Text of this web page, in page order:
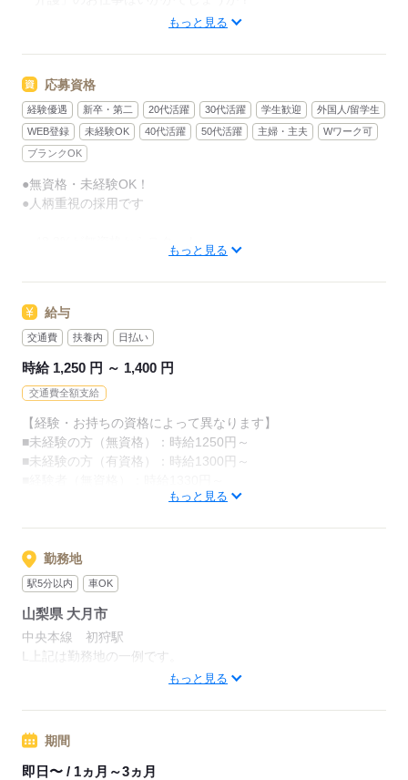
経験や資格がまったくいらない
“サポート”的なお仕事が増えてるんです。
たとえば、未経験・無資格の
新人さんにお任せするのは
の補充・運搬 など
カンタンなお仕事ばかり。
お仕事に慣れてきたら、少しずつ
専門的なこともお任せしていきます。
（食事・入浴・お手洗いのサポートなど）
きちんと経験を積めば、
あなたもはじめてみませんか？
応募する
もっと見る
応募資格
経験優遇 新卒・第二 20代活躍 30代活躍 学生歓迎
外国人/留学生
WEB登録
未経験OK 40代活躍 50代活躍 主婦・主夫
Wワーク可
ブランクOK
●無資格・未経験OK！
●人柄重視の採用です
・56.7％が未経験からスタート
スクールもありますし、
働ける職場をご紹介するなど、
介護未経験の方を全力でバックアップします！
もちろん経験者の方や、
介護福祉士、ケアマネージャー、
介護職員初任者研修等の資格保有者の方も大歓迎！
もっと見る
給与
交通費 扶養内 日払い
時給 1,250 円 ～ 1,400 円
交通費全額支給
【経験・お持ちの資格によって異なります】
■未経験の方（無資格）：時給1250円～
■未経験の方（有資格）：時給1300円～
■経験者（有資格）：時給1350円～
※22時～翌5時の就労は深夜時給適用
※お給料は最短で週払いOK！（規定有）
※残業代は別途全額支給
【月給例】
月給220000円（月22日勤務・実働1日8h）
※未経験の方（無資格）：時給1250円で算出した場合となりま
※交通費全額支給（派遣先による）
※車通勤OK/規定あり
もっと見る
勤務地
駅5分以内 車OK
山梨県 大月市
中央本線 初狩駅
L上記は勤務地の一例です。
【他勤務先例】入居施設、デイサービス、ショートステイ、ク
もっと見る
期間
即日〜 / 1ヵ月～3ヵ月